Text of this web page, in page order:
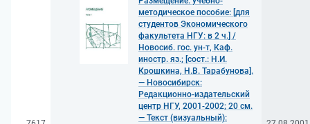
методическое пособие: [для
студентов Экономического
факультета НГУ: в 2 ч.] /
Новосиб. гос. ун-т, Каф.
иностр. яз.; [сост.: Н.И.
Крошкина, Н.В. Тарабунова].
— Новосибирск:
Редакционно-издательский
центр НГУ, 2001-2002; 20 см.
— Текст (визуальный):